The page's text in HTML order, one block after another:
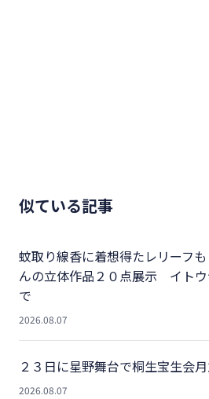
似ている記事
蚊取り線香に着想得たレリーフ
んの立体作品２０点展示 イトウ
で
2026.08.07
２３日に星野舞台で桐生宝生会
2026.08.07